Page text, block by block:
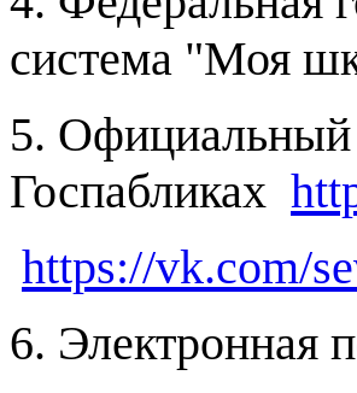
система "Моя
5.
Госпабликах
https://vk.com/
6. Электронная